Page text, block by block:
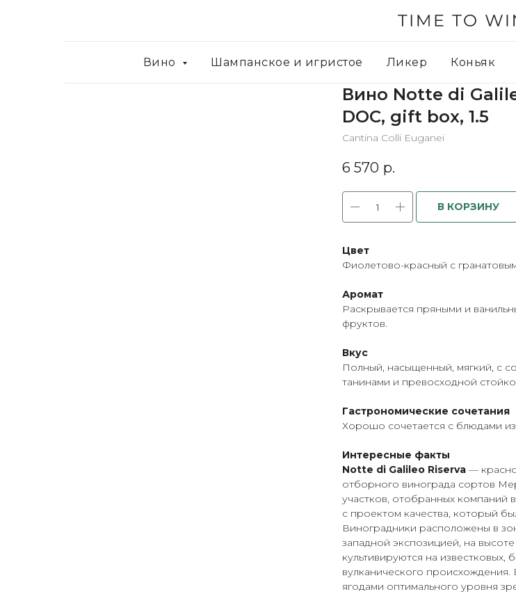
Вино Шампанское и игристое Ликер Коньяк
Вино Notte di
DOC, gift box, 1.5
Cantina Colli Euganei
6 570 р.
В КОРЗИНУ
Цвет
Фиолетово-красный с
Аромат
Раскрывается пряными и
фруктов.
Вкус
Полный, насыщенный, мягкий, с
танинами и превосходной
Гастрономические сочетания
Хорошо сочетается с блюдами
Интересные факты
Notte di Galileo Riserva —
отборного винограда сортов
участков, отобранных компаний
с проектом качества, который
Виноградники расположены в
западной экспозицией, на
культивируются на известковых,
вулканического
ягодами оптимального уровня